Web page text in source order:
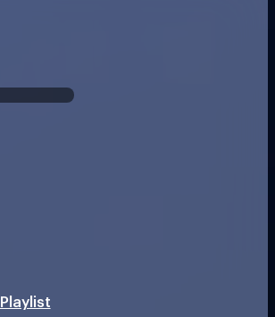
Playlist